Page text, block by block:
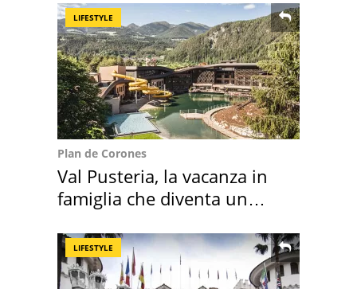
LIFESTYLE
Plan de Corones
Val Pusteria, la vacanza in
famiglia che diventa un
LIFESTYLE